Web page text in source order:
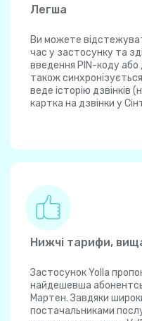
Легша
Ви можете
час у застосунку та
введення PIN-коду або
також
веде історію дзвінків
картка на дзвінки у
Нижчі тарифи,
Застосунок Yolla
найдешевша
Мартен. Завдяки
постачальниками